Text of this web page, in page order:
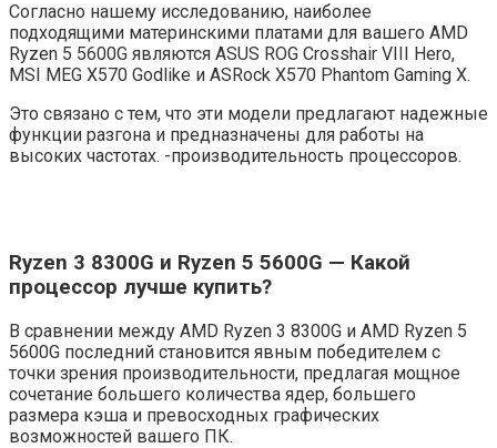
Согласно нашему исследованию, наиболее
подходящими материнскими платами для вашего AMD
Ryzen 5 5600G являются ASUS ROG Crosshair VIII Hero,
MSI MEG X570 Godlike и ASRock X570 Phantom Gaming X.
Это связано с тем, что эти модели предлагают надежные
функции разгона и предназначены для работы на
высоких частотах. -производительность процессоров.
Ryzen 3 8300G и Ryzen 5 5600G — Какой
процессор лучше купить?
В сравнении между AMD Ryzen 3 8300G и AMD Ryzen 5
5600G последний становится явным победителем с
точки зрения производительности, предлагая мощное
сочетание большего количества ядер, большего
размера кэша и превосходных графических
возможностей вашего ПК.